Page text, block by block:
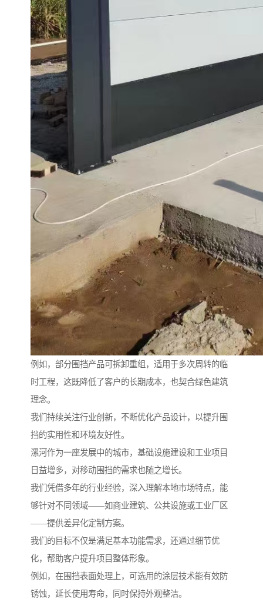
例如，部分围挡产品可拆卸重组，适用于多次周转的临
时工程，这既降低了客户的长期成本，也契合绿色建筑
理念。
我们持续关注行业创新，不断优化产品设计，以提升围
挡的实用性和环境友好性。
漯河作为一座发展中的城市，基础设施建设和工业项目
日益增多，对移动围挡的需求也随之增长。
我们凭借多年的行业经验，深入理解本地市场特点，能
够针对不同领域——如商业建筑、公共设施或工业厂区
——提供差异化定制方案。
我们的目标不仅是满足基本功能需求，还通过细节优
化，帮助客户提升项目整体形象。
例如，在围挡表面处理上，可选用的涂层技术能有效防
锈蚀，延长使用寿命，同时保持外观整洁。